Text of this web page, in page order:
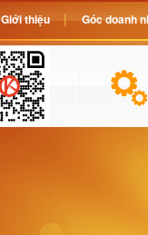
Giới thiệu Góc doanh